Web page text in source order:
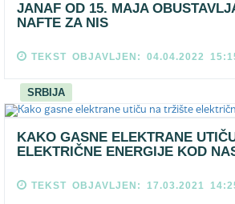
JANAF OD 15. MAJA
NAFTE ZA NIS
TEKST OBJAVLJEN: 04.04.2022
SRBIJA
KAKO GASNE ELEKTRANE
ELEKTRIČNE ENERGIJE KOD
TEKST OBJAVLJEN: 17.03.2021